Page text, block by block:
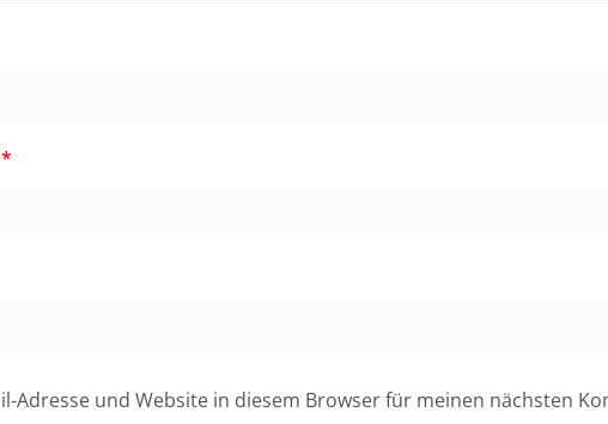
*
Adresse und Website in diesem Browser für meinen nächsten